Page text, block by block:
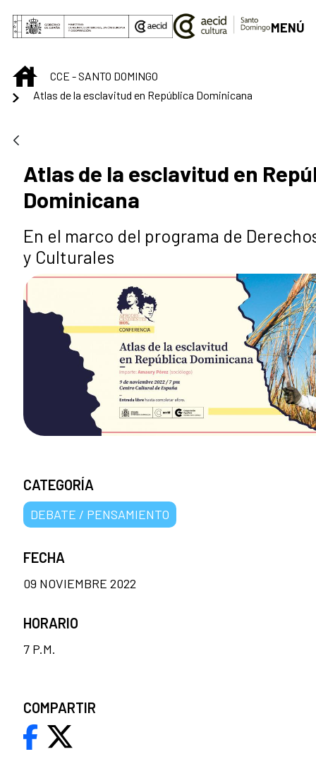
Saltar al contenido principal
MENÚ
INICIOCCE - SANTO DOMINGO
Atlas de la esclavitud en República Dominicana
Atlas de la esclavitud en
Dominicana
En el marco del programa de
y Culturales
CATEGORÍA
DEBATE / PENSAMIENTO
FECHA
09 NOVIEMBRE 2022
HORARIO
7 P.M.
COMPARTIR